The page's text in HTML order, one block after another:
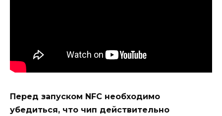
Перед запуском NFC необходимо
убедиться, что чип действительно